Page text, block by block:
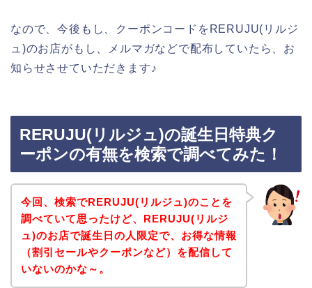
なので、今後もし、クーポンコードをRERUJU(リルジ
ュ)のお店がもし、メルマガなどで配布していたら、お
知らせさせていただきます♪
RERUJU(リルジュ)の誕生日特典ク
ーポンの有無を検索で調べてみた！
今回、検索でRERUJU(リルジュ)のことを
調べていて思ったけど、RERUJU(リルジ
ュ)のお店で誕生日の人限定で、お得な情報
（割引セールやクーポンなど）を配信して
いないのかな～。